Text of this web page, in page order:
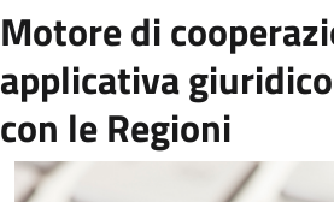
Motore di
applicativa
con le Regioni